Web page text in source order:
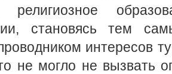
религиозное
становясь тем
интересов
не могло не вызвать